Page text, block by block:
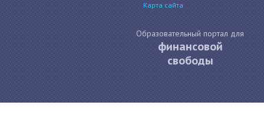
Карта сайта
Образовательный портал для
финансовой
свободы